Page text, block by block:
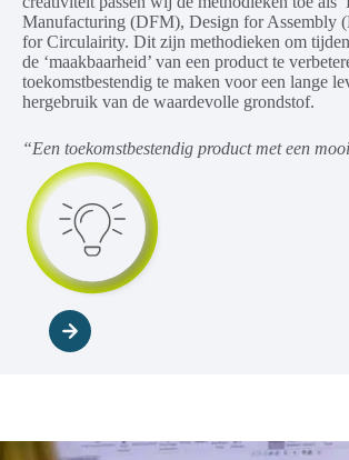
Manufacturing (DFM), Design for Assembly
for Circulairity. Dit zijn methodieken om
de ‘maakbaarheid’ van een product te
toekomstbestendig te maken voor een lange
hergebruik van de waardevolle grondstof.
“Een toekomstbestendig product met een